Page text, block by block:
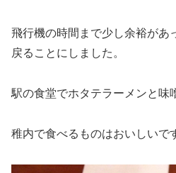
飛行機の時間まで少し余裕があ
戻ることにしました。
駅の食堂でホタテラーメンと味
稚内で食べるものはおいしいで